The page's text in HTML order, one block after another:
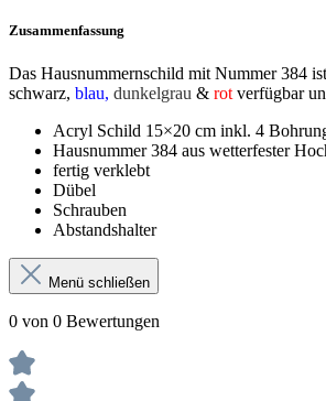
Zusammenfassung
Das Hausnummernschild mit Nummer 384
schwarz, blau, dunkelgrau & rot verfügbar
Acryl Schild 15×20 cm inkl. 4
Hausnummer 384 aus wetterfester
fertig verklebt
Dübel
Schrauben
Abstandshalter
Menü schließen
0 von 0 Bewertungen